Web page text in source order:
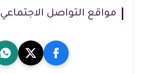
مواقع التواصل الاجتماعي